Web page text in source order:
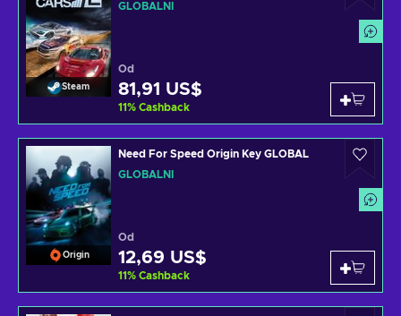
Steam
GLOBÁLNÍ
Od
81,91 US$
11% Cashback
Origin
Need For Speed Origin Key GLOBAL
GLOBÁLNÍ
Od
12,69 US$
11% Cashback